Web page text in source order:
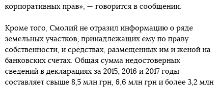
корпоративных прав», — говорится в сообщении.
Кроме того, Смолий не отразил информацию о ряде
земельных участков, принадлежащих ему по праву
собственности, и средствах, размещенных им и женой на
банковских счетах. Общая сумма недостоверных
сведений в декларациях за 2015, 2016 и 2017 годы
составляет свыше 8,5 млн грн, 6,6 млн грн и более 3,2 млн